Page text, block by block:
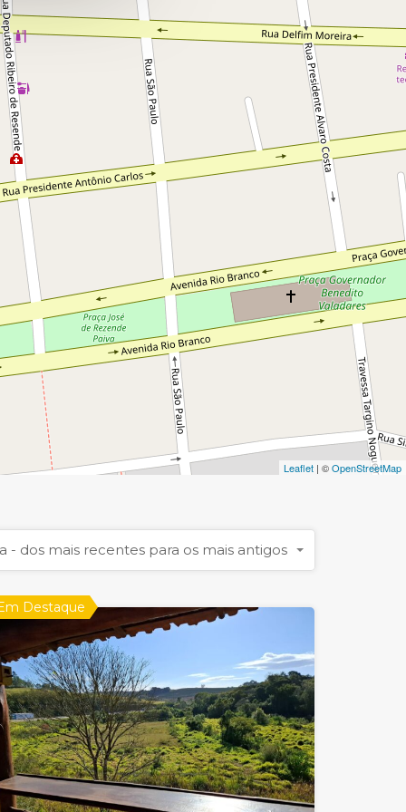
Leaflet | ©OpenStreetMap
- dos mais recentes para os mais antigos
Destaque